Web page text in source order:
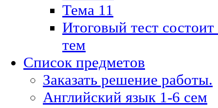
Тема 11
Итоговый тест
тем
Список предметов
Заказать решение работы.
Английский язык 1-6 сем